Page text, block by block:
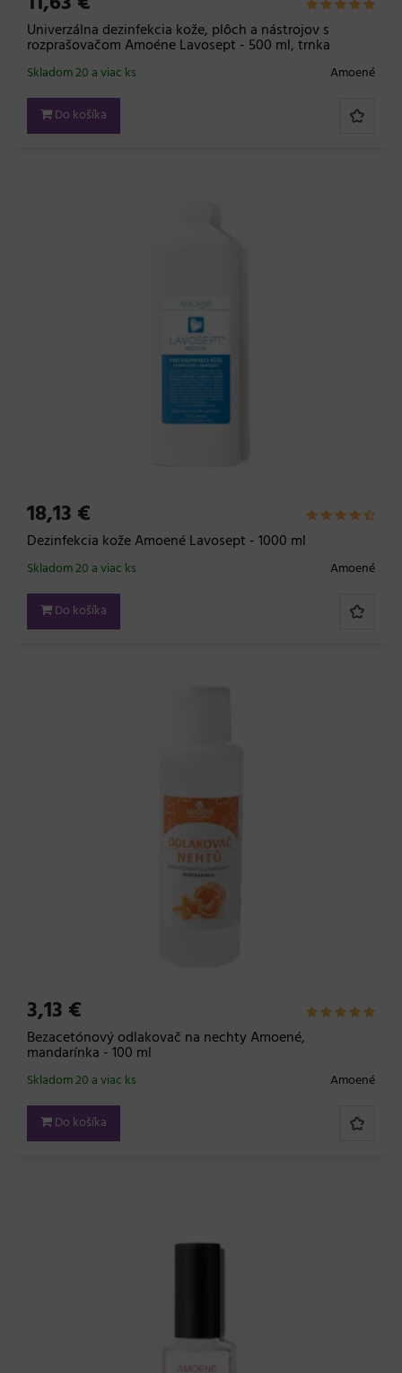
Univerzálna dezinfekcia kože, plôch a nástrojov s
rozprašovačom Amoéne Lavosept - 500 ml, trnka
Amoené
Skladom 20 a viac ks
Do košíka
18,13 €
Dezinfekcia kože Amoené Lavosept - 1000 ml
Amoené
Skladom 20 a viac ks
Do košíka
3,13 €
Bezacetónový odlakovač na nechty Amoené,
mandarínka - 100 ml
Amoené
Skladom 20 a viac ks
Do košíka